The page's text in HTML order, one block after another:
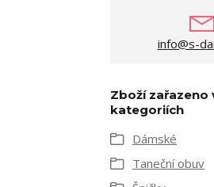
info@s-
Zboží zařazeno
kategoriích
Dámské
Taneční obuv